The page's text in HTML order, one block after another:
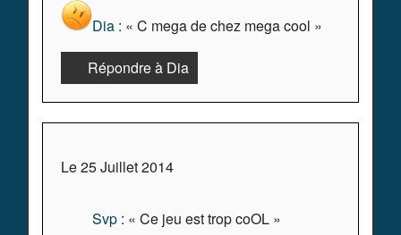
Dia : « C mega de chez mega cool »
Répondre à Dia
Le 25 Juillet 2014
Svp : « Ce jeu est trop coOL »